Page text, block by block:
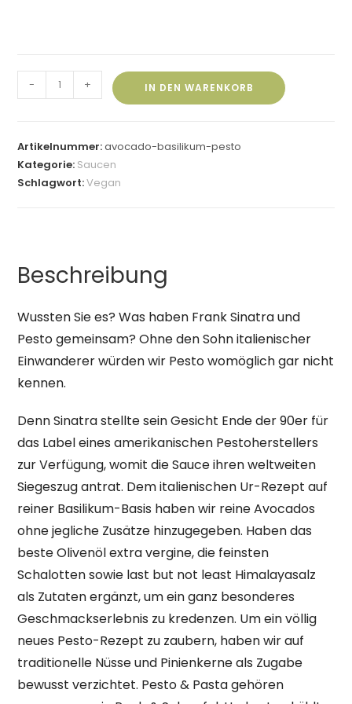
- + IN DEN WARENKORB
Artikelnummer:avocado-basilikum-pesto
Kategorie: Saucen
Schlagwort:Vegan
Beschreibung
Wussten Sie es? Was haben Frank Sinatra und
Pesto gemeinsam? Ohne den Sohn italienischer
Einwanderer würden wir Pesto womöglich gar nicht
kennen.
Denn Sinatra stellte sein Gesicht Ende der 90er für
das Label eines amerikanischen Pestoherstellers
zur Verfügung, womit die Sauce ihren weltweiten
Siegeszug antrat. Dem italienischen Ur-Rezept auf
reiner Basilikum-Basis haben wir reine Avocados
ohne jegliche Zusätze hinzugegeben. Haben das
beste Olivenöl extra vergine, die feinsten
Schalotten sowie last but not least Himalayasalz
als Zutaten ergänzt, um ein ganz besonderes
Geschmackserlebnis zu kredenzen. Um ein völlig
neues Pesto-Rezept zu zaubern, haben wir auf
traditionelle Nüsse und Pinienkerne als Zugabe
bewusst verzichtet. Pesto & Pasta gehören